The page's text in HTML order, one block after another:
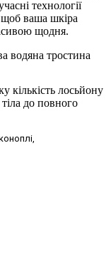
технології
щоб ваша шкіра
щодня.
водяна тростина
кількість лосьйону
до повного